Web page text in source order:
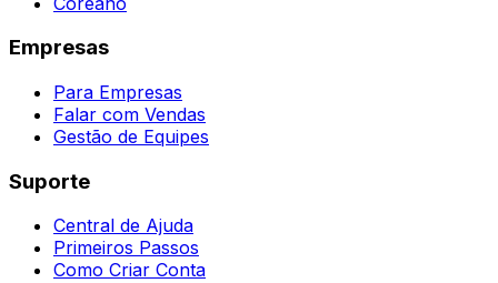
Empresas
Para Empresas
Falar com Vendas
Gestão de Equipes
Suporte
Central de Ajuda
Primeiros Passos
Como Criar Conta